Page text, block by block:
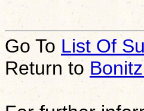
Go To List Of
Return to